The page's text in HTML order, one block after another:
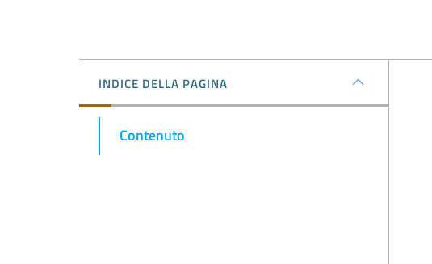
INDICE DELLA PAGINA
Contenuto